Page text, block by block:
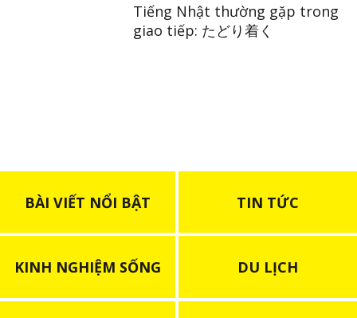
Tiếng Nhật thường gặp trong
giao tiếp: たどり着く
BÀI VIẾT NỔI BẬT TIN TỨC
KINH NGHIỆM SỐNG DU LỊCH